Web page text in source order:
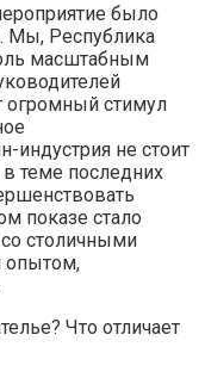
было
Мы, Республика
масштабным
огромный стимул
индустрия не стоит
теме последних
показе стало
столичными
опытом,
Что отличает